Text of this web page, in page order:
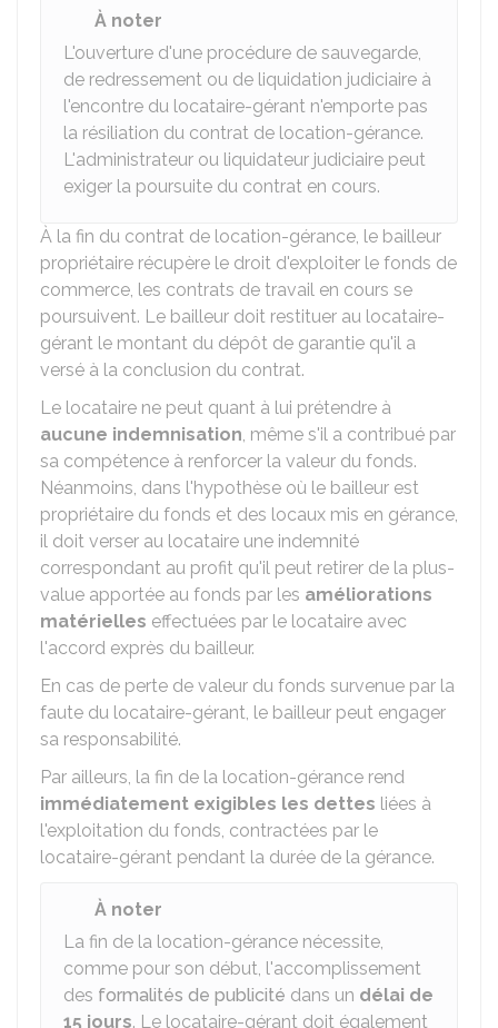
À noter
L'ouverture d'une procédure de sauvegarde,
de redressement ou de liquidation judiciaire à
l'encontre du locataire-gérant n'emporte pas
la résiliation du contrat de location-gérance.
L'administrateur ou liquidateur judiciaire peut
exiger la poursuite du contrat en cours.
À la fin du contrat de location-gérance, le bailleur
propriétaire récupère le droit d'exploiter le fonds de
commerce, les contrats de travail en cours se
poursuivent. Le bailleur doit restituer au locataire-
gérant le montant du dépôt de garantie qu'il a
versé à la conclusion du contrat.
Le locataire ne peut quant à lui prétendre à
aucune indemnisation, même s'il a contribué par
sa compétence à renforcer la valeur du fonds.
Néanmoins, dans l'hypothèse où le bailleur est
propriétaire du fonds et des locaux mis en gérance,
il doit verser au locataire une indemnité
correspondant au profit qu'il peut retirer de la plus-
value apportée au fonds par les améliorations
matérielles effectuées par le locataire avec
l'accord exprès du bailleur.
En cas de perte de valeur du fonds survenue par la
faute du locataire-gérant, le bailleur peut engager
sa responsabilité.
Par ailleurs, la fin de la location-gérance rend
immédiatement exigibles les dettes liées à
l'exploitation du fonds, contractées par le
locataire-gérant pendant la durée de la gérance.
À noter
La fin de la location-gérance nécessite,
comme pour son début, l'accomplissement
des formalités de publicité dans un délai de
15 jours. Le locataire-gérant doit également